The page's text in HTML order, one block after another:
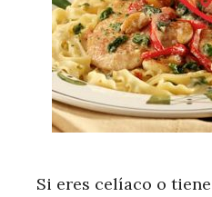
Si eres celíaco o